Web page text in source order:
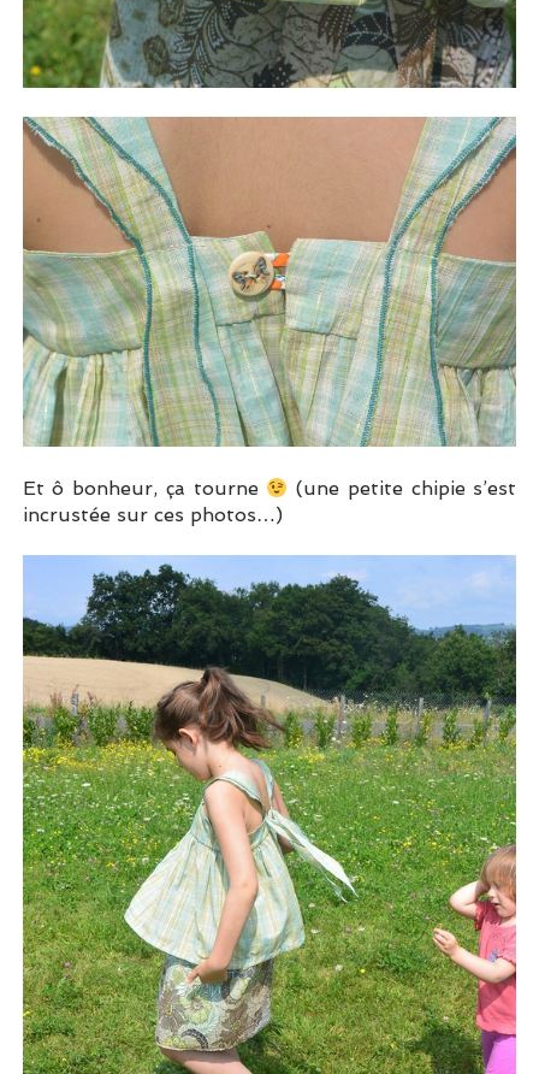
Et ô bonheur, ça tourne
(une petite chipie s’est
incrustée sur ces photos…)